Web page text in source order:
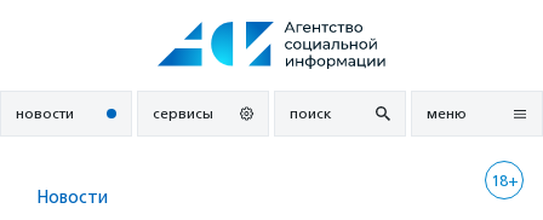
новости сервисы поиск меню
18+
Новости